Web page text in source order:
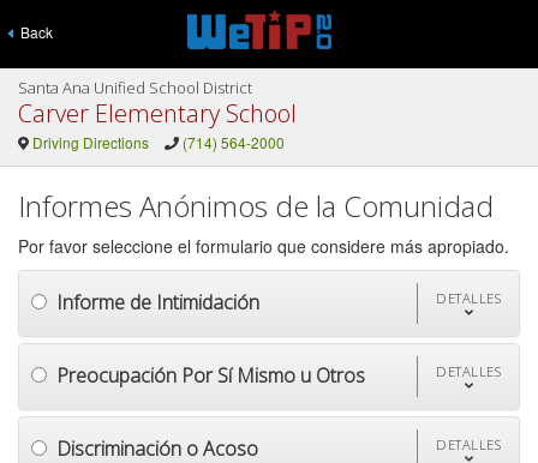
Back
Santa Ana Unified School District
Carver Elementary School
Driving Directions (714) 564-2000
Informes Anónimos de la Comunidad
Por favor seleccione el formulario que considere más apropiado.
Informe de Intimidación DETALLES
Preocupación Por Sí Mismo u Otros DETALLES
Discriminación o Acoso DETALLES